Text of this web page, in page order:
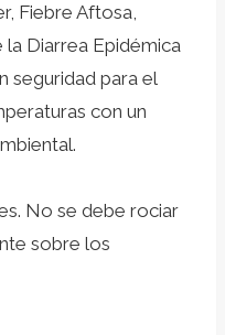
Fiebre Aftosa,
la Diarrea Epidémica
seguridad para el
con un
No se debe rociar
sobre los